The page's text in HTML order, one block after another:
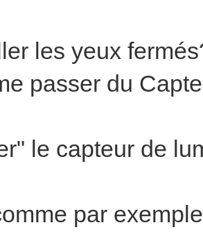
les yeux
passer du
le capteur de
par